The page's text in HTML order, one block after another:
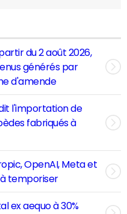
du 2 août 2026,
générés par
d'amende
l'importation de
fabriqués à
OpenAI, Meta et
temporiser
ex aequo à 30%